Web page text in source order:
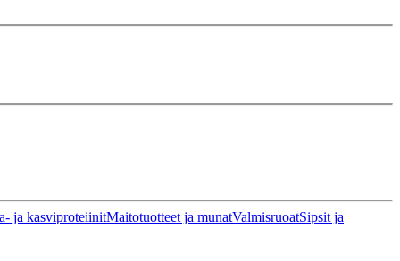
ja kasviproteiinitMaitotuotteet ja munatValmisruoatSipsit ja